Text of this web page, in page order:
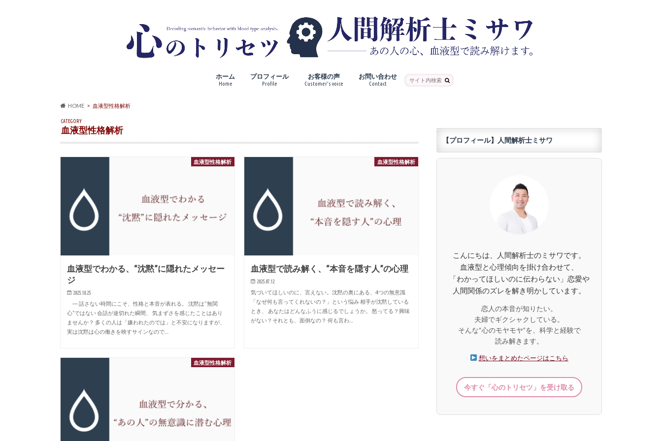
ホーム
Home
プロフィール
Profile
お客様の声
Customer’s voice
お問い合わせ
Contact
HOME 血液型性格解析
CATEGORY
血液型性格解析
血液型性格解析
血液型でわかる、“沈黙”に隠れたメッセー
ジ
2025.10.25
― 話さない時間にこそ、性格と本音が表れる。 沈黙は“無関
心”ではない 会話が途切れた瞬間、 気まずさを感じたことはあり
ませんか？ 多くの人は「嫌われたのでは」と不安になりますが、
実は沈黙は心の働きを映すサインなので…
血液型性格解析
血液型で読み解く、“本音を隠す人”の心理
2025.07.12
気づいてほしいのに、言えない。沈黙の奥にある、4つの無意識
「なぜ何も言ってくれないの？」という悩み 相手が沈黙している
とき、 あなたはどんなふうに感じるでしょうか。 怒ってる？興味
がない？それとも、面倒なの？ 何も言わ…
血液型性格解析
【プロフィール】人間解析士ミサワ
こんにちは、人間解析士のミサワです。
血液型と心理傾向を掛け合わせて、
「わかってほしいのに伝わらない」恋愛や
人間関係のズレを解き明かしています。
恋人の本音が知りたい。
夫婦でギクシャクしている。
そんな“心のモヤモヤ”を、科学と経験で
読み解きます。
想いをまとめたページはこちら
今すぐ「心のトリセツ」を受け取る